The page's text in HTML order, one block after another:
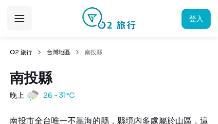
登入
O2 旅行 台灣地區 南投縣
南投縣
晚上 26 ~ 31°C
南投市全台唯一不靠海的縣，縣境內多處屬於山區，這